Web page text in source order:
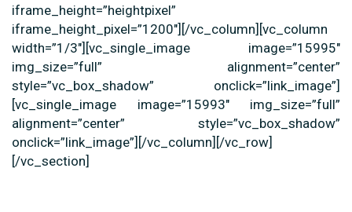
iframe_height=”heightpixel”
iframe_height_pixel=”1200″][/vc_column][vc_column
width=”1/3″][vc_single_image image=”15995″
img_size=”full” alignment=”center”
style=”vc_box_shadow” onclick=”link_image”]
[vc_single_image image=”15993″ img_size=”full”
alignment=”center” style=”vc_box_shadow”
onclick=”link_image”][/vc_column][/vc_row]
[/vc_section]